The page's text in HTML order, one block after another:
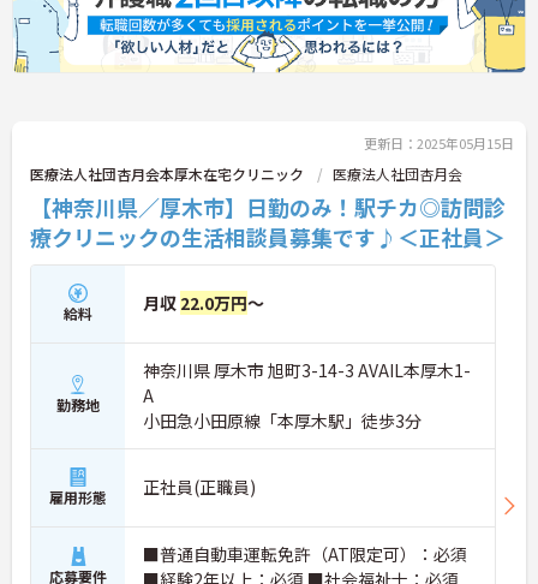
更新日：2025年05月15日
医療法人社団杏月会本厚木在宅クリニック 医療法人社団杏月会
【神奈川県／厚木市】日勤のみ！駅チカ◎訪問診
療クリニックの生活相談員募集です♪＜正社員＞
給料 月収 22.0万円～
勤務地
神奈川県 厚木市 旭町3-14-3 AVAIL本厚木1-
A
小田急小田原線「本厚木駅」徒歩3分
雇用形態 正社員(正職員)
応募要件
■普通自動車運転免許（AT限定可）：必須
■経験2年以上：必須 ■社会福祉士：必須